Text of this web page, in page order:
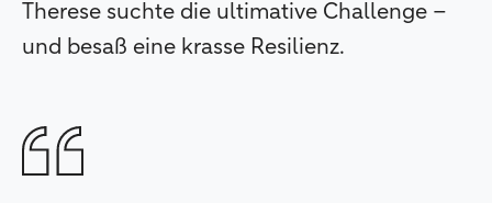
Therese suchte die ultimative Challenge –
und besaß eine krasse Resilienz.